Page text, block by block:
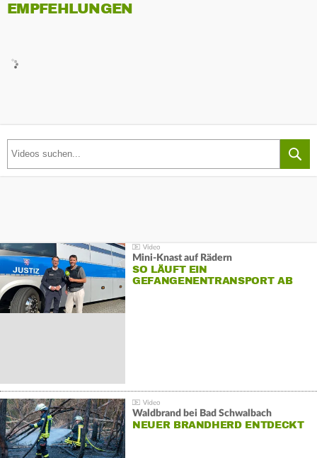
EMPFEHLUNGEN
Mini-Knast auf Rädern
SO LÄUFT EIN
GEFANGENENTRANSPORT AB
Waldbrand bei Bad Schwalbach
NEUER BRANDHERD ENTDECKT